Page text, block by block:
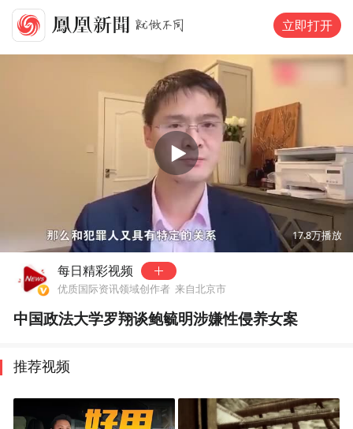
立即打开
06:07
17.8万播放
每日精彩视频
优质国际资讯领域创作者 来自北京市
中国政法大学罗翔谈鲍毓明涉嫌性侵养女案
推荐视频